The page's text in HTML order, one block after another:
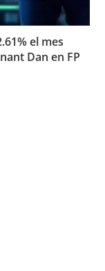
el mes
Dan en FP